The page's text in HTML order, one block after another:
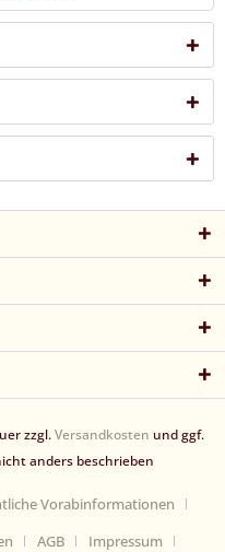
zzgl.Versandkosten und ggf.
anders beschrieben
Vorabinformationen
AGB Impressum